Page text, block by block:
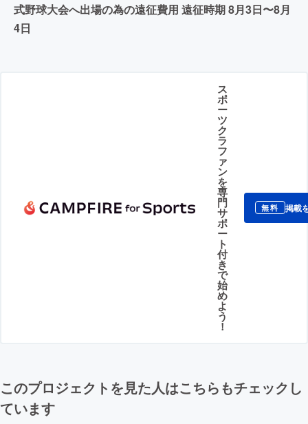
式野球大会へ出場の為の遠征費用 遠征時期 8月3日〜8月
4日
ス
ポ
ー
ツ
ク
ラ
フ
ァ
ン
を
専
門
サ
ポ
ー
ト
付
き
で
始
め
よ
う
！
無料 掲載
このプロジェクトを見た人はこちらもチェックし
ています